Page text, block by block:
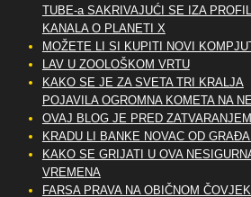
TUBE-a SAKRIVAJUĆI SE IZA
KANALA O PLANETI X
MOŽETE LI SI KUPITI NOVI
LAV U ZOOLOŠKOM VRTU
KAKO SE JE ZA SVETA TRI KRALJA
POJAVILA OGROMNA KOMETA NA
OVAJ BLOG JE PRED ZATVARANJEM
KRADU LI BANKE NOVAC OD
KAKO SE GRIJATI U OVA
VREMENA
FARSA PRAVA NA OBIČNOM